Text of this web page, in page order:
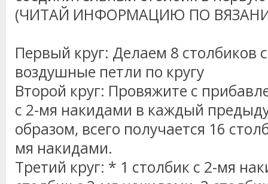
(ЧИТАЙ ИНФОРМАЦИЮ ПО
Первый круг: Делаем 8 столбиков
воздушные петли по кругу
Второй круг: Провяжите с
с 2-мя накидами в каждый
образом, всего получается 16
мя накидами.
Третий круг: * 1 столбик с 2-мя